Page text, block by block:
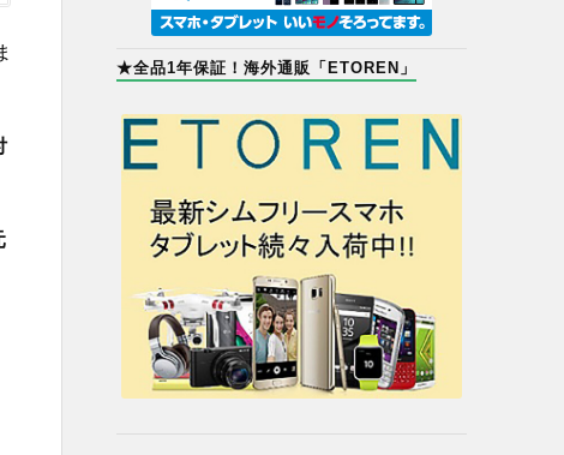
★全品1年保証！海外通販「ETOREN」